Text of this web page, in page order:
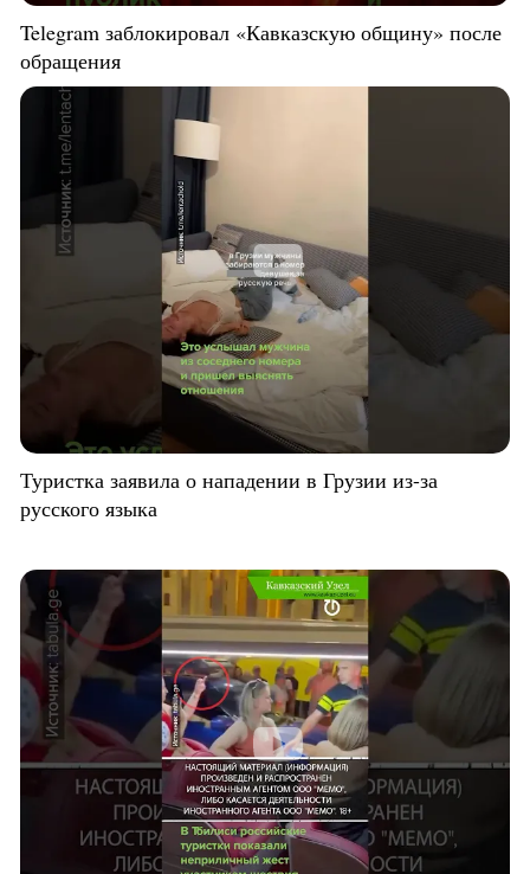
Telegram заблокировал «Кавказскую общину» после
обращения
Туристка заявила о нападении в Грузии из-за
русского языка